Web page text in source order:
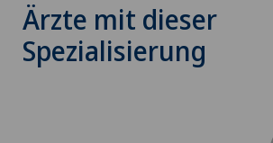
Ärzte mit dieser
Spezialisierung